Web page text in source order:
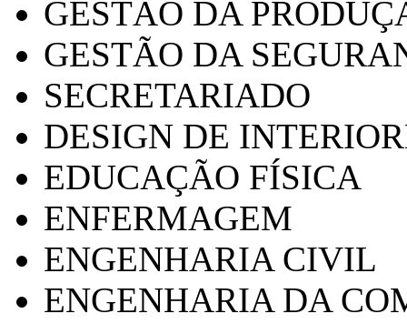
GESTÃO DA
GESTÃO DA
SECRETARIADO
DESIGN DE
EDUCAÇÃO FÍSICA
ENFERMAGEM
ENGENHARIA CIVIL
ENGENHARIA DA